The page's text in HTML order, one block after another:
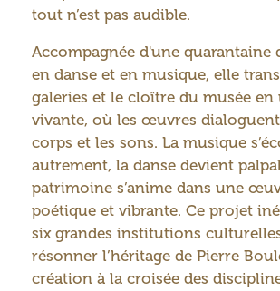
tout n’est pas audible.
Accompagnée d'une quarantaine
en danse et en musique, elle
galeries et le cloître du musée en
vivante, où les œuvres dialoguent
corps et les sons. La musique
autrement, la danse devient
patrimoine s’anime dans une
poétique et vibrante. Ce projet
six grandes institutions
résonner l’héritage de Pierre
création à la croisée des